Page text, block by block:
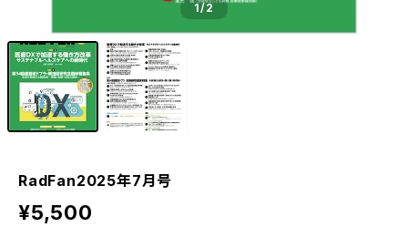
1/2
RadFan2025年7月号
¥5,500